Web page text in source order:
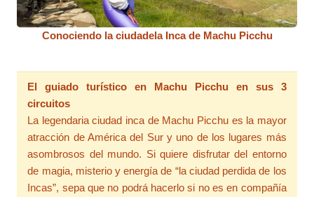
Conociendo la ciudadela Inca de Machu Picchu
El guiado turístico en Machu Picchu en sus 3
circuitos
La legendaria ciudad inca de Machu Picchu es la mayor
atracción de América del Sur y uno de los lugares más
asombrosos del mundo. Si quiere disfrutar del entorno
de magia, misterio y energía de “la ciudad perdida de los
Incas”, sepa que no podrá hacerlo si no es en compañía